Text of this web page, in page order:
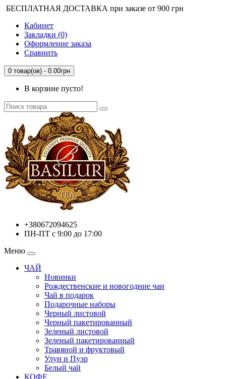
БЕСПЛАТНАЯ ДОСТАВКА при заказе от 900 грн
Кабинет
Закладки (0)
Оформление заказа
Сравнить
0 товар(ов) - 0.00грн
В корзине пусто!
+380672094625
ПН-ПТ с 9:00 до 17:00
Меню
ЧАЙ
Новинки
Рождественские и новогодние чаи
Чай в подарок
Подарочные наборы
Черный листовой
Черный пакетированный
Зеленый листовой
Зеленый пакетированный
Травяной и фруктовый
Улун и Пуэр
Белый чай
КОФЕ